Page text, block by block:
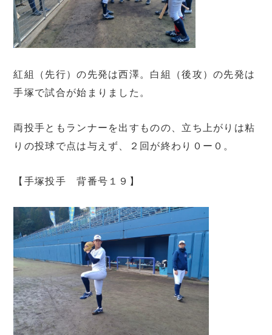
紅組（先行）の先発は西澤。白組（後攻）の先発は
手塚で試合が始まりました。
両投手ともランナーを出すものの、立ち上がりは粘
りの投球で点は与えず、２回が終わり０ー０。
【手塚投手 背番号１９】